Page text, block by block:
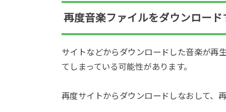
再度音楽ファイルをダウンロード
サイトなどからダウンロードした音楽が再
てしまっている可能性があります。
再度サイトからダウンロードしなおして、